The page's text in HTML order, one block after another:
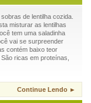
de lentilha cozida.
misturar as lentilhas
tem uma saladinha
vai se surpreender
contém baixo teor
ricas em proteínas,
Continue Lendo ►